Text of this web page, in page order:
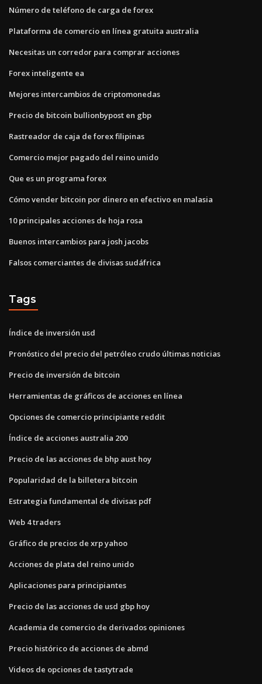
Número de teléfono de carga de forex
Plataforma de comercio en línea gratuita australia
Necesitas un corredor para comprar acciones
Forex inteligente ea
Mejores intercambios de criptomonedas
Precio de bitcoin bullionbypost en gbp
Rastreador de caja de forex filipinas
Comercio mejor pagado del reino unido
Que es un programa forex
Cómo vender bitcoin por dinero en efectivo en malasia
10 principales acciones de hoja rosa
Buenos intercambios para josh jacobs
Falsos comerciantes de divisas sudáfrica
Tags
Índice de inversión usd
Pronóstico del precio del petróleo crudo últimas noticias
Precio de inversión de bitcoin
Herramientas de gráficos de acciones en línea
Opciones de comercio principiante reddit
Índice de acciones australia 200
Precio de las acciones de bhp aust hoy
Popularidad de la billetera bitcoin
Estrategia fundamental de divisas pdf
Web 4 traders
Gráfico de precios de xrp yahoo
Acciones de plata del reino unido
Aplicaciones para principiantes
Precio de las acciones de usd gbp hoy
Academia de comercio de derivados opiniones
Precio histórico de acciones de abmd
Videos de opciones de tastytrade